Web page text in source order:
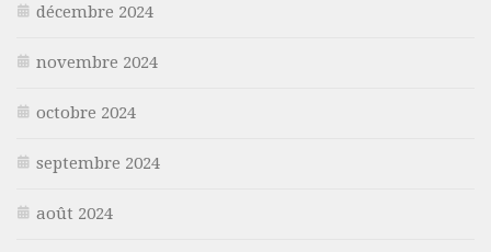
décembre 2024
novembre 2024
octobre 2024
septembre 2024
août 2024